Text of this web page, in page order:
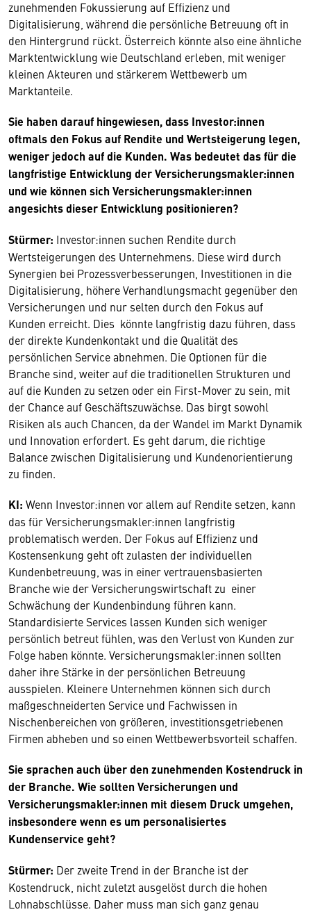
zunehmenden Fokussierung auf Effizienz und
Digitalisierung, während die persönliche Betreuung oft in
den Hintergrund rückt. Österreich könnte also eine ähnliche
Marktentwicklung wie Deutschland erleben, mit weniger
kleinen Akteuren und stärkerem Wettbewerb um
Marktanteile.
Sie haben darauf hingewiesen, dass Investor:innen
oftmals den Fokus auf Rendite und Wertsteigerung legen,
weniger jedoch auf die Kunden. Was bedeutet das für die
langfristige Entwicklung der Versicherungsmakler:innen
und wie können sich Versicherungsmakler:innen
angesichts dieser Entwicklung positionieren?
Stürmer: Investor:innen suchen Rendite durch
Wertsteigerungen des Unternehmens. Diese wird durch
Synergien bei Prozessverbesserungen, Investitionen in die
Digitalisierung, höhere Verhandlungsmacht gegenüber den
Versicherungen und nur selten durch den Fokus auf
Kunden erreicht. Dies könnte langfristig dazu führen, dass
der direkte Kundenkontakt und die Qualität des
persönlichen Service abnehmen. Die Optionen für die
Branche sind, weiter auf die traditionellen Strukturen und
auf die Kunden zu setzen oder ein First-Mover zu sein, mit
der Chance auf Geschäftszuwächse. Das birgt sowohl
Risiken als auch Chancen, da der Wandel im Markt Dynamik
und Innovation erfordert. Es geht darum, die richtige
Balance zwischen Digitalisierung und Kundenorientierung
zu finden.
KI: Wenn Investor:innen vor allem auf Rendite setzen, kann
das für Versicherungsmakler:innen langfristig
problematisch werden. Der Fokus auf Effizienz und
Kostensenkung geht oft zulasten der individuellen
Kundenbetreuung, was in einer vertrauensbasierten
Branche wie der Versicherungswirtschaft zu einer
Schwächung der Kundenbindung führen kann.
Standardisierte Services lassen Kunden sich weniger
persönlich betreut fühlen, was den Verlust von Kunden zur
Folge haben könnte. Versicherungsmakler:innen sollten
daher ihre Stärke in der persönlichen Betreuung
ausspielen. Kleinere Unternehmen können sich durch
maßgeschneiderten Service und Fachwissen in
Nischenbereichen von größeren, investitionsgetriebenen
Firmen abheben und so einen Wettbewerbsvorteil schaffen.
Sie sprachen auch über den zunehmenden Kostendruck in
der Branche. Wie sollten Versicherungen und
Versicherungsmakler:innen mit diesem Druck umgehen,
insbesondere wenn es um personalisiertes
Kundenservice geht?
Stürmer: Der zweite Trend in der Branche ist der
Kostendruck, nicht zuletzt ausgelöst durch die hohen
Lohnabschlüsse. Daher muss man sich ganz genau